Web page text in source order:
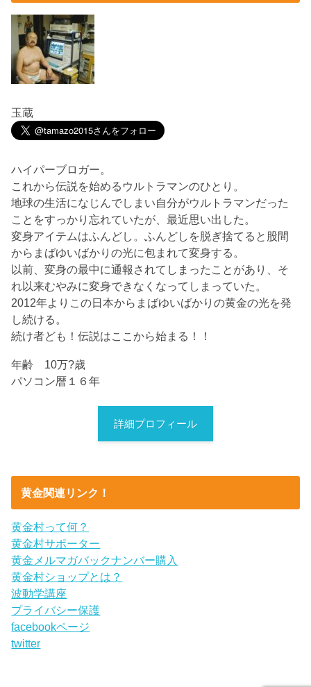
玉蔵
ハイパーブロガー。
これから伝説を始めるウルトラマンのひとり。
地球の生活になじんでしまい自分がウルトラマンだった
ことをすっかり忘れていたが、最近思い出した。
変身アイテムはふんどし。ふんどしを脱ぎ捨てると股間
からまばゆいばかりの光に包まれて変身する。
以前、変身の最中に通報されてしまったことがあり、そ
れ以来むやみに変身できなくなってしまっていた。
2012年よりこの日本からまばゆいばかりの黄金の光を発
し続ける。
続け者ども！伝説はここから始まる！！
年齢 10万?歳
パソコン暦１６年
詳細プロフィール
黄金関連リンク！
黄金村って何？
黄金村サポーター
黄金メルマガバックナンバー購入
黄金村ショップとは？
波動学講座
プライバシー保護
facebookページ
twitter